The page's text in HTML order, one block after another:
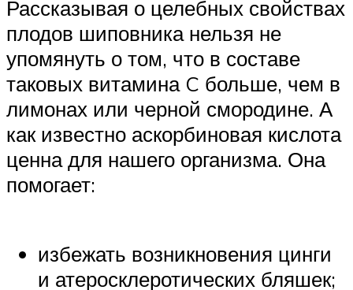
Рассказывая о целебных свойствах
плодов шиповника нельзя не
упомянуть о том, что в составе
таковых витамина C больше, чем в
лимонах или черной смородине. А
как известно аскорбиновая кислота
ценна для нашего организма. Она
помогает:
избежать возникновения цинги
и атеросклеротических бляшек;